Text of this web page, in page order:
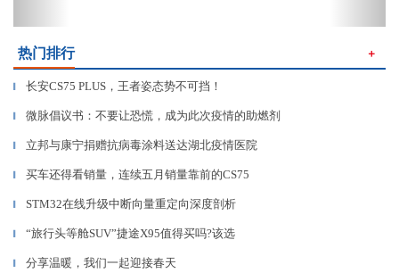
热门排行 ＋
▎ 长安CS75 PLUS，王者姿态势不可挡！
▎ 微脉倡议书：不要让恐慌，成为此次疫情的助燃剂
▎ 立邦与康宁捐赠抗病毒涂料送达湖北疫情医院
▎ 买车还得看销量，连续五月销量靠前的CS75
▎ STM32在线升级中断向量重定向深度剖析
▎ “旅行头等舱SUV”捷途X95值得买吗?该选
▎ 分享温暖，我们一起迎接春天